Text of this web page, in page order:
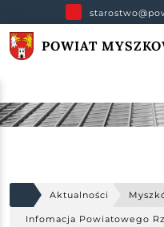
POWIAT
Aktualności
Infomacja Powiatowego